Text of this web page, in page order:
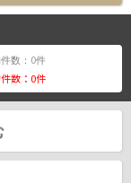
数： 0件
数： 0件